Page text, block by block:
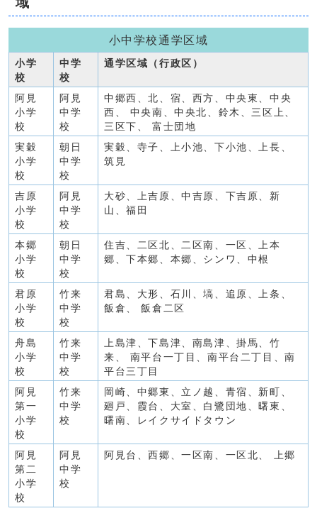
小中学校通学区域
小学
校
中学
校
通学区域（行政区）
阿見
小学
校
阿見
中学
校
中郷西、北、宿、西方、中央東、中央
西、 中央南、中央北、鈴木、三区上、
三区下、 富士団地
実穀
小学
校
朝日
中学
校
実穀、寺子、上小池、下小池、上長、
筑見
吉原
小学
校
阿見
中学
校
大砂、上吉原、中吉原、下吉原、新
山、福田
本郷
小学
校
朝日
中学
校
住吉、二区北、二区南、一区、上本
郷、下本郷、本郷、シンワ、中根
君原
小学
校
竹来
中学
校
君島、大形、石川、塙、追原、上条、
飯倉、 飯倉二区
舟島
小学
校
竹来
中学
校
上島津、下島津、南島津、掛馬、竹
来、 南平台一丁目、南平台二丁目、南
平台三丁目
阿見
第一
小学
校
竹来
中学
校
岡崎、中郷東、立ノ越、青宿、新町、
廻戸、霞台、大室、白鷺団地、曙東、
曙南、レイクサイドタウン
阿見
第二
小学
校
阿見
中学
校
阿見台、西郷、一区南、一区北、 上郷